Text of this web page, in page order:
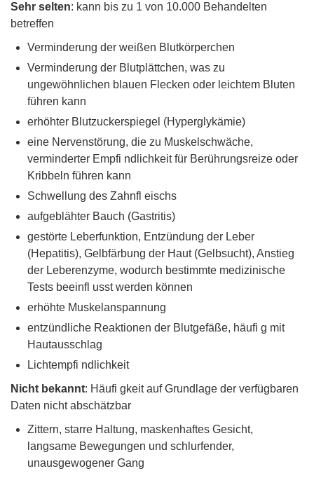
Sehr selten: kann bis zu 1 von 10.000 Behandelten
betreffen
Verminderung der weißen Blutkörperchen
Verminderung der Blutplättchen, was zu
ungewöhnlichen blauen Flecken oder leichtem Bluten
führen kann
erhöhter Blutzuckerspiegel (Hyperglykämie)
eine Nervenstörung, die zu Muskelschwäche,
verminderter Empfi ndlichkeit für Berührungsreize oder
Kribbeln führen kann
Schwellung des Zahnfl eischs
aufgeblähter Bauch (Gastritis)
gestörte Leberfunktion, Entzündung der Leber
(Hepatitis), Gelbfärbung der Haut (Gelbsucht), Anstieg
der Leberenzyme, wodurch bestimmte medizinische
Tests beeinfl usst werden können
erhöhte Muskelanspannung
entzündliche Reaktionen der Blutgefäße, häufi g mit
Hautausschlag
Lichtempfi ndlichkeit
Nicht bekannt: Häufi gkeit auf Grundlage der verfügbaren
Daten nicht abschätzbar
Zittern, starre Haltung, maskenhaftes Gesicht,
langsame Bewegungen und schlurfender,
unausgewogener Gang